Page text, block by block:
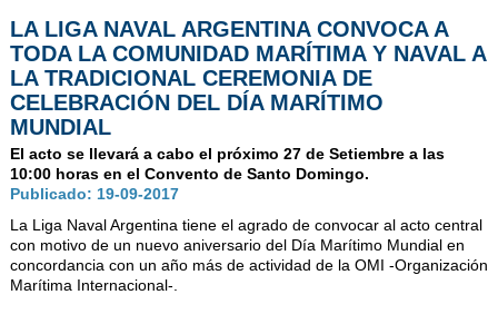
INSTITUCIONAL
NOSOTROS
HISTORIA
AUTORIDADES
BENEFICIOS
ESCUELA NÁUTICA
LA LIGA NAVAL ARGENTINA CONVOCA A
TODA LA COMUNIDAD MARÍTIMA Y NAVAL A
LA TRADICIONAL CEREMONIA DE
CELEBRACIÓN DEL DÍA MARÍTIMO
MUNDIAL
El acto se llevará a cabo el próximo 27 de Setiembre a las
10:00 horas en el Convento de Santo Domingo.
Publicado: 19-09-2017
La Liga Naval Argentina tiene el agrado de convocar al acto central
con motivo de un nuevo aniversario del Día Marítimo Mundial en
concordancia con un año más de actividad de la OMI -Organización
Marítima Internacional-.